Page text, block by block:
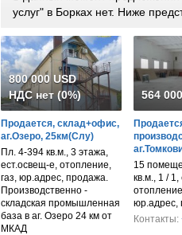
услуг" в Борках нет. Ниже
800 000 USD
НДС нет (0%)
Продается, склад+офис,
аг.Озеро, 25км(Слу)
Пл. 4-394 кв.м., 3 этажа,
ест.освещ-е, отопление,
газ, юр.адрес, продажа.
Производственно -
складская промышленная
база в аг. Озеро 24 км от
МКАД
564
15
кв.м., 1 /
юр.адрес,
Контакты: